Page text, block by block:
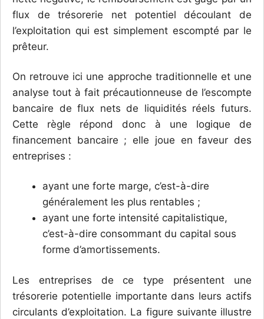
flux de trésorerie net potentiel découlant de
l’exploitation qui est simplement escompté par le
prêteur.
On retrouve ici une approche traditionnelle et une
analyse tout à fait précautionneuse de l’escompte
bancaire de flux nets de liquidités réels futurs.
Cette règle répond donc à une logique de
financement bancaire ; elle joue en faveur des
entreprises :
ayant une forte marge, c’est-à-dire
généralement les plus rentables ;
ayant une forte intensité capitalistique,
c’est-à-dire consommant du capital sous
forme d’amortissements.
Les entreprises de ce type présentent une
trésorerie potentielle importante dans leurs actifs
circulants d’exploitation. La figure suivante illustre